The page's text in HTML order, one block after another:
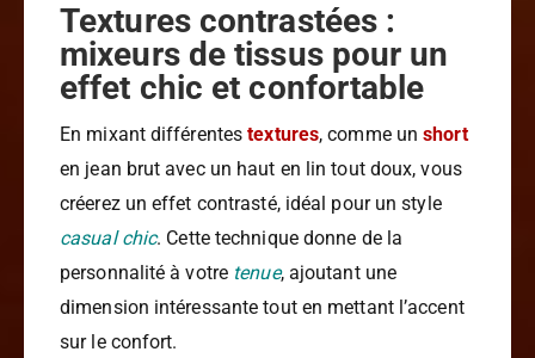
Textures contrastées :
mixeurs de tissus pour un
effet chic et confortable
En mixant différentestextures, comme unshort
en jean brut avec un haut en lin tout doux, vous
créerez un effet contrasté, idéal pour un style
casual chic. Cette technique donne de la
personnalité à votre tenue, ajoutant une
dimension intéressante tout en mettant l’accent
sur le confort.